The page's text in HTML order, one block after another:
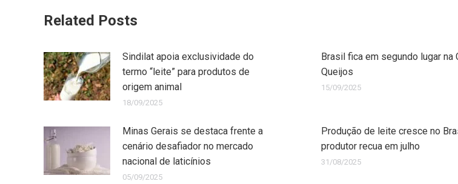
Related Posts
Sindilat apoia exclusividade do
termo “leite” para produtos de
origem animal
18/09/2025
Brasil fica em segundo lugar na
Queijos
15/09/2025
Minas Gerais se destaca frente a
cenário desafiador no mercado
nacional de laticínios
05/09/2025
Produção de leite cresce no
produtor recua em julho
31/08/2025